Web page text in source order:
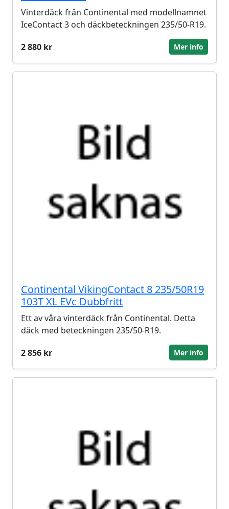
Vinterdäck från Continental med modellnamnet
IceContact 3 och däckbeteckningen 235/50-R19.
2 880 kr
Mer info
Continental VikingContact 8 235/50R19
103T XL EVc Dubbfritt
Ett av våra vinterdäck från Continental. Detta
däck med beteckningen 235/50-R19.
2 856 kr
Mer info